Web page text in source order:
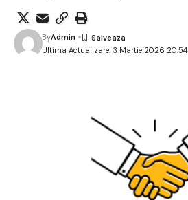
Ultima Actualizare: 3 Martie 2026 20:54
ByAdmin